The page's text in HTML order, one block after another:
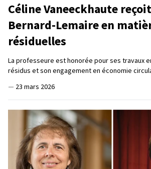
Céline Vaneeckhaute
Bernard-Lemaire en
résiduelles
La professeure est honorée pour ses travaux
résidus et son engagement en économie
— 23 mars 2026